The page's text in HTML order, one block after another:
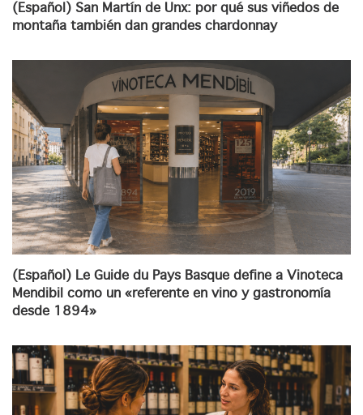
(Español) San Martín de Unx: por qué sus viñedos de
montaña también dan grandes chardonnay
(Español) Le Guide du Pays Basque define a Vinoteca
Mendibil como un «referente en vino y gastronomía
desde 1894»